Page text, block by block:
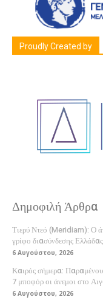
Proudly Created by
Δημοφιλή Άρθρα
Τιερύ Ντεό (Meridiam): Ο
γρίφο διασύνδεσης
6 Αυγούστου, 2026
Καιρός σήμερα:
7 μποφόρ οι άνεμοι στο
6 Αυγούστου, 2026